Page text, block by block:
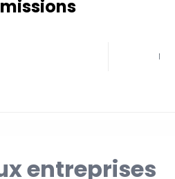
entreprises